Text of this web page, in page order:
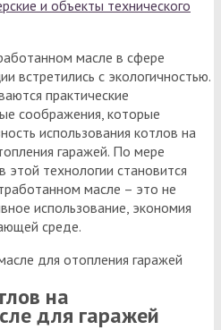
и объекты технического
масле в сфере
встретились с экологичностью.
практические
соображения, которые
использования котлов на
гаражей. По мере
этой технологии становится
масле – это не
использование, экономия
среде.
на
для гаражей